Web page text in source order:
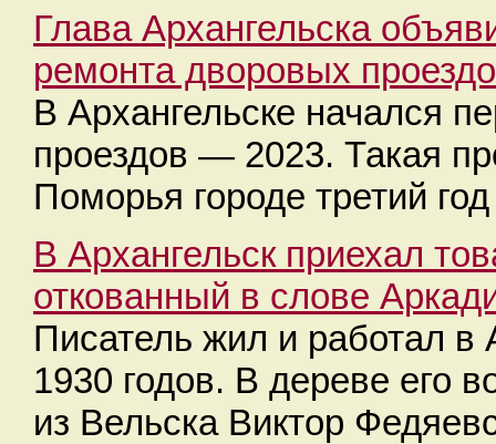
Глава Архангельска
ремонта дворовых
В Архангельске начался
проездов — 2023. Такая
Поморья городе третий
В Архангельск приехал
откованный в слове
Писатель жил и работал в
1930 годов. В дереве его
из Вельска Виктор